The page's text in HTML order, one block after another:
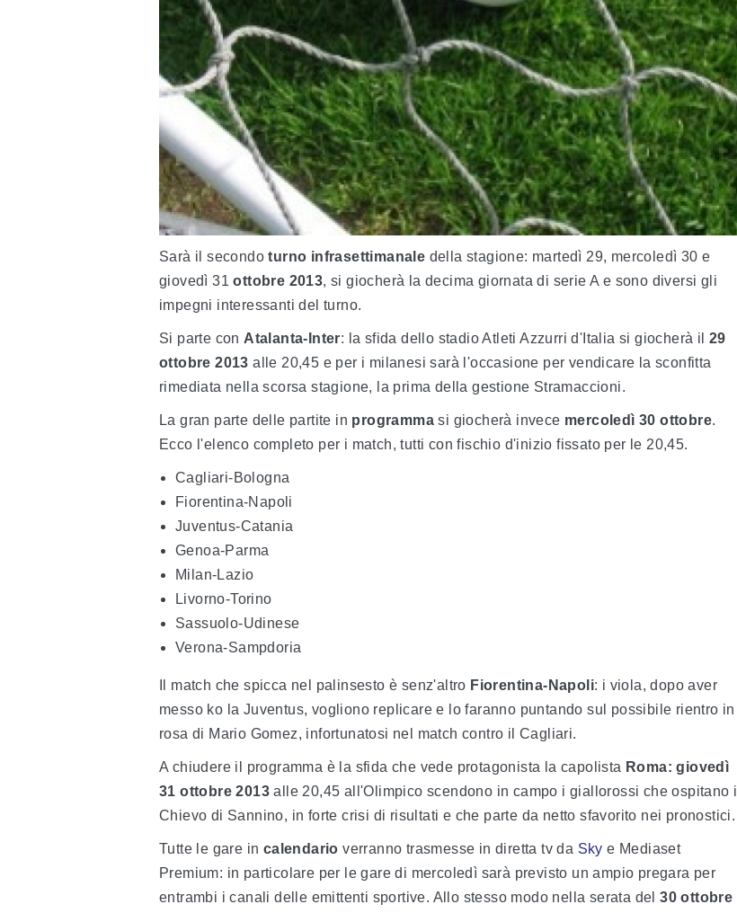
Sarà il secondoturno infrasettimanale della stagione: martedì 29, mercoledì 30 e
giovedì 31ottobre 2013, si giocherà la decima giornata di serie A e sono diversi gli
impegni interessanti del turno.
Si parte con Atalanta-Inter: la sfida dello stadio Atleti Azzurri d'Italia si giocherà il29
ottobre 2013 alle 20,45 e per i milanesi sarà l'occasione per vendicare la sconfitta
rimediata nella scorsa stagione, la prima della gestione Stramaccioni.
La gran parte delle partite in programma si giocherà invece mercoledì 30 ottobre.
Ecco l'elenco completo per i match, tutti con fischio d'inizio fissato per le 20,45.
Cagliari-Bologna
Fiorentina-Napoli
Juventus-Catania
Genoa-Parma
Milan-Lazio
Livorno-Torino
Sassuolo-Udinese
Verona-Sampdoria
Il match che spicca nel palinsesto è senz'altro Fiorentina-Napoli: i viola, dopo aver
messo ko la Juventus, vogliono replicare e lo faranno puntando sul possibile rientro in
rosa di Mario Gomez, infortunatosi nel match contro il Cagliari.
A chiudere il programma è la sfida che vede protagonista la capolista Roma: giovedì
31 ottobre 2013alle 20,45 all'Olimpico scendono in campo i giallorossi che ospitano il
Chievo di Sannino, in forte crisi di risultati e che parte da netto sfavorito nei pronostici.
Tutte le gare in calendario verranno trasmesse in diretta tv da Sky e Mediaset
Premium: in particolare per le gare di mercoledì sarà previsto un ampio pregara per
entrambi i canali delle emittenti sportive. Allo stesso modo nella serata del30 ottobre